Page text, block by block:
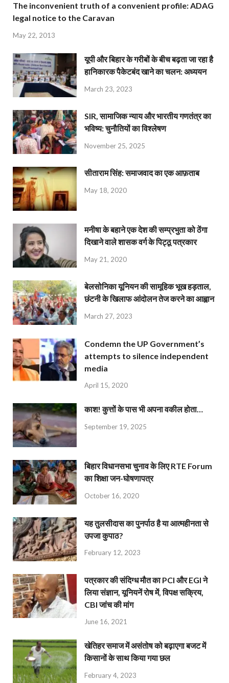
The inconvenient truth of a convenient profile: ADAG
legal notice to the Caravan
May 22, 2013
यूपी और बिहार के गरीबों के बीच बढ़ता जा रहा है
हानिकारक पैकेटबंद खाने का चलन: अध्ययन
March 23, 2023
SIR, सामाजिक न्याय और भारतीय गणतंत्र का
भविष्य: चुनौतियों का विश्लेषण
November 25, 2025
सीताराम सिंह: समाजवाद का एक आफ़ताब
May 18, 2020
मनीषा के बहाने एक देश की सम्प्रभुता को ठेंगा
दिखाने वाले शासक वर्ग के पिट्ठू पत्रकार
May 21, 2020
बेलसोनिका यूनियन की सामूहिक भूख हड़ताल,
छंटनी के खिलाफ आंदोलन तेज करने का आह्वान
March 27, 2023
Condemn the UP Government’s
attempts to silence independent
media
April 15, 2020
काश! कुत्तों के पास भी अपना वकील होता…
September 19, 2025
बिहार विधानसभा चुनाव के लिए RTE Forum
का शिक्षा जन-घोषणापत्र
October 16, 2020
यह तुलसीदास का पुनर्पाठ है या आत्महीनता से
उपजा कुपाठ?
February 12, 2023
पत्रकार की संदिग्ध मौत का PCI और EGI ने
लिया संज्ञान, यूनियनें रोष में, विपक्ष सक्रिय,
CBI जांच की मांग
June 16, 2021
खेतिहर समाज में असंतोष को बढ़ाएगा बजट में
किसानों के साथ किया गया छल
February 4, 2023